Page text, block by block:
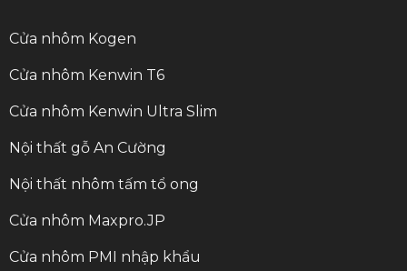
Cửa nhôm Kogen
Cửa nhôm Kenwin T6
Cửa nhôm Kenwin Ultra Slim
Nội thất gỗ An Cường
Nội thất nhôm tấm tổ ong
Cửa nhôm Maxpro.JP
Cửa nhôm PMI nhập khẩu